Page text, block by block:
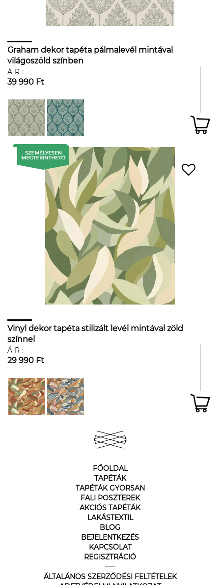
Graham dekor tapéta pálmalevél mintával
világoszöld színben
ÁR:
39 990 Ft
Vinyl dekor tapéta stilizált levél mintával zöld
színnel
ÁR:
29 990 Ft
FŐOLDAL
TAPÉTÁK
TAPÉTÁK GYORSAN
FALI POSZTEREK
AKCIÓS TAPÉTÁK
LAKÁSTEXTIL
BLOG
BEJELENTKEZÉS
KAPCSOLAT
REGISZTRÁCIÓ
ÁLTALÁNOS SZERZŐDÉSI FELTÉTELEK